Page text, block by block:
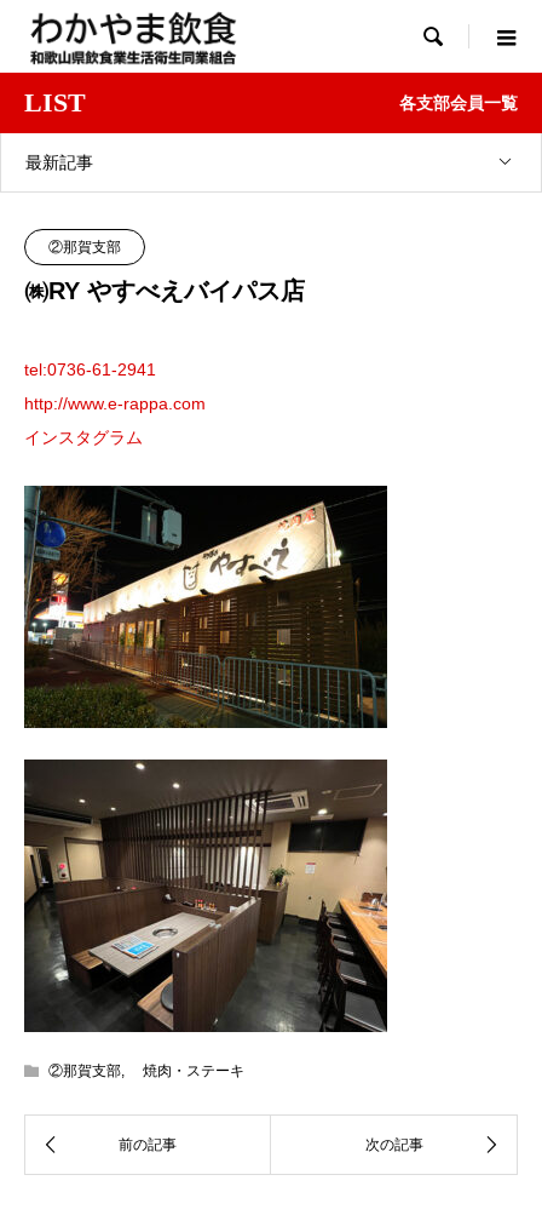

LIST 各支部会員一覧
最新記事
②那賀支部
㈱RY やすべえバイパス店
tel:0736-61-2941
http://www.e-rappa.com
インスタグラム
②那賀支部, 焼肉・ステーキ